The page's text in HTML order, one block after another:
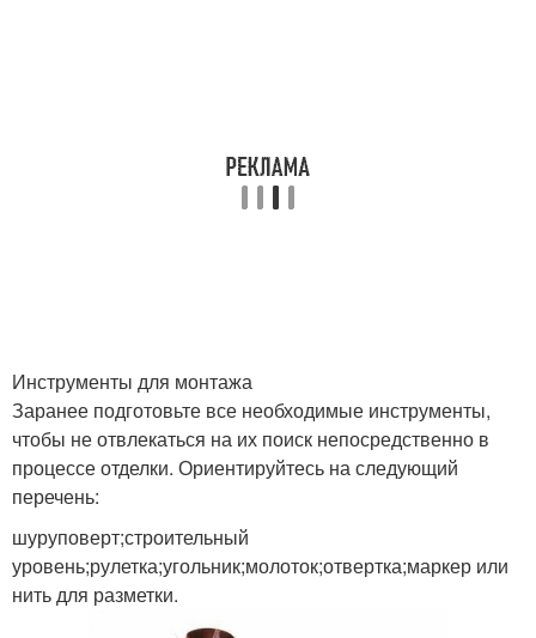
металопрофиль
Инструменты для монтажа
Заранее подготовьте все необходимые инструменты,
чтобы не отвлекаться на их поиск непосредственно в
процессе отделки. Ориентируйтесь на следующий
перечень:
шуруповерт;строительный
уровень;рулетка;угольник;молоток;отвертка;маркер или
нить для разметки.